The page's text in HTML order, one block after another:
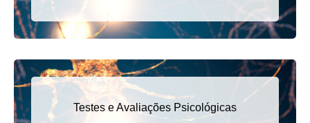
Testes e Avaliações Psicológicas